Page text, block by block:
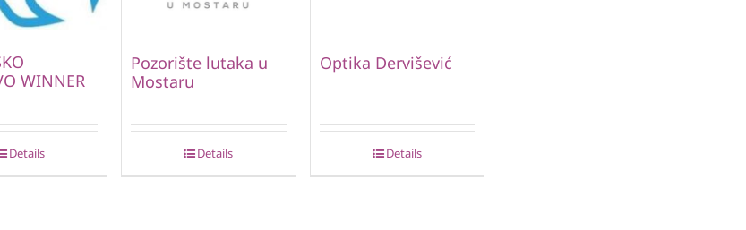
WINNER
Details
Pozorište lutaka u
Mostaru
Details
Optika Dervišević
Details